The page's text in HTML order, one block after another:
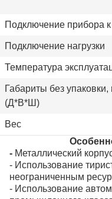
Подключение прибора к
Подключение нагрузки
Температура
Габариты без
(Д*В*Ш)
Вес
- Металлический
- Использование
неограниченным
- Использование